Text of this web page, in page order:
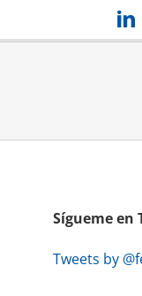
Sígueme en
Tweets by